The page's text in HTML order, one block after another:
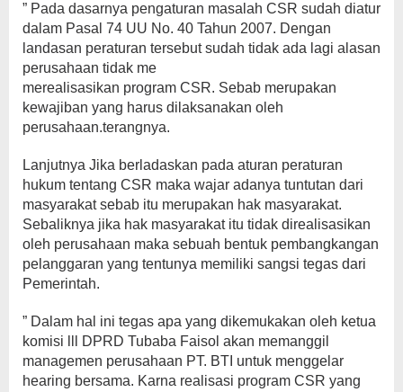
” Pada dasarnya pengaturan masalah CSR sudah diatur
dalam Pasal 74 UU No. 40 Tahun 2007. Dengan
landasan peraturan tersebut sudah tidak ada lagi alasan
perusahaan tidak me
merealisasikan program CSR. Sebab merupakan
kewajiban yang harus dilaksanakan oleh
perusahaan.terangnya.
Lanjutnya Jika berladaskan pada aturan peraturan
hukum tentang CSR maka wajar adanya tuntutan dari
masyarakat sebab itu merupakan hak masyarakat.
Sebaliknya jika hak masyarakat itu tidak direalisasikan
oleh perusahaan maka sebuah bentuk pembangkangan
pelanggaran yang tentunya memiliki sangsi tegas dari
Pemerintah.
” Dalam hal ini tegas apa yang dikemukakan oleh ketua
komisi lll DPRD Tubaba Faisol akan memanggil
managemen perusahaan PT. BTI untuk menggelar
hearing bersama. Karna realisasi program CSR yang